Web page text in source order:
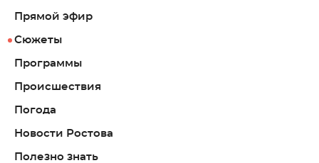
Прямой эфир
Сюжеты
Программы
Происшествия
Погода
Новости Ростова
Полезно знать